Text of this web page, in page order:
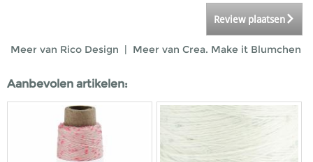
Review plaatsen
Meer van Rico Design | Meer van Crea. Make it Blumchen
Aanbevolen artikelen: